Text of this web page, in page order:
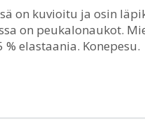
on kuvioitu ja osin
on peukalonaukot.
elastaania. Konepesu.